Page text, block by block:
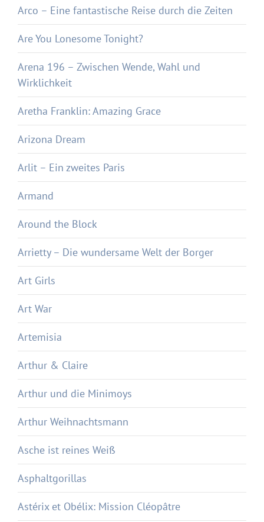
Arco – Eine fantastische Reise durch die Zeiten
Are You Lonesome Tonight?
Arena 196 – Zwischen Wende, Wahl und
Wirklichkeit
Aretha Franklin: Amazing Grace
Arizona Dream
Arlit – Ein zweites Paris
Armand
Around the Block
Arrietty – Die wundersame Welt der Borger
Art Girls
Art War
Artemisia
Arthur & Claire
Arthur und die Minimoys
Arthur Weihnachtsmann
Asche ist reines Weiß
Asphaltgorillas
Astérix et Obélix: Mission Cléopâtre